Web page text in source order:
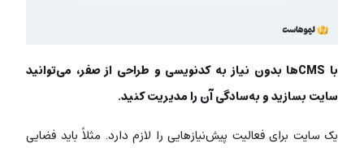
با CMSها بدون نیاز به کدنویسی و طراحی از صفر، می‌توانید
سایت بسازید و به‌سادگی آن را مدیریت کنید.
یک سایت برای فعالیت پیش‌نیازهایی را لازم دارد. مثلاً باید فضایی